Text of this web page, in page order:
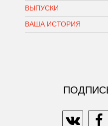
ВЫПУСКИ
ВАША ИСТОРИЯ